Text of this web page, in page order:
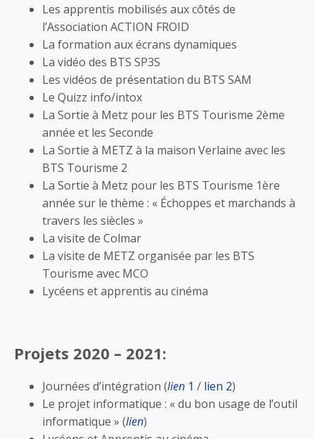
Les apprentis mobilisés aux côtés de
l’Association ACTION FROID
La formation aux écrans dynamiques
La vidéo des BTS SP3S
Les vidéos de présentation du BTS SAM
Le Quizz info/intox
La Sortie à Metz pour les BTS Tourisme 2ème
année et les Seconde
La Sortie à METZ à la maison Verlaine avec les
BTS Tourisme 2
La Sortie à Metz pour les BTS Tourisme 1ère
année sur le thème : « Échoppes et marchands à
travers les siècles »
La visite de Colmar
La visite de METZ organisée par les BTS
Tourisme avec MCO
Lycéens et apprentis au cinéma
Projets 2020 – 2021:
Journées d’intégration (lien 1 / lien 2)
Le projet informatique : « du bon usage de l’outil
informatique » (lien)